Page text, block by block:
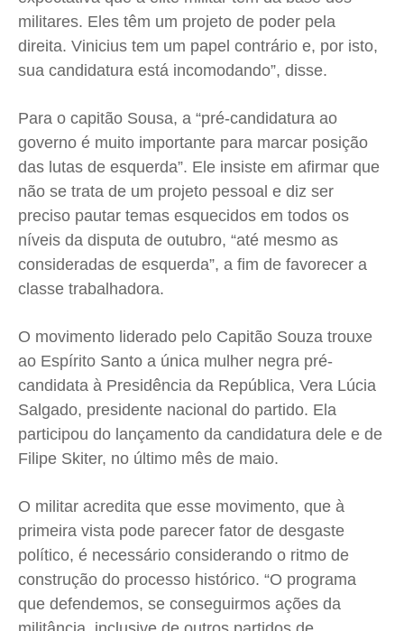
militares. Eles têm um projeto de poder pela
direita. Vinicius tem um papel contrário e, por isto,
sua candidatura está incomodando”, disse.
Para o capitão Sousa, a “pré-candidatura ao
governo é muito importante para marcar posição
das lutas de esquerda”. Ele insiste em afirmar que
não se trata de um projeto pessoal e diz ser
preciso pautar temas esquecidos em todos os
níveis da disputa de outubro, “até mesmo as
consideradas de esquerda”, a fim de favorecer a
classe trabalhadora.
O movimento liderado pelo Capitão Souza trouxe
ao Espírito Santo a única mulher negra pré-
candidata à Presidência da República, Vera Lúcia
Salgado, presidente nacional do partido. Ela
participou do lançamento da candidatura dele e de
Filipe Skiter, no último mês de maio.
O militar acredita que esse movimento, que à
primeira vista pode parecer fator de desgaste
político, é necessário considerando o ritmo de
construção do processo histórico. “O programa
que defendemos, se conseguirmos ações da